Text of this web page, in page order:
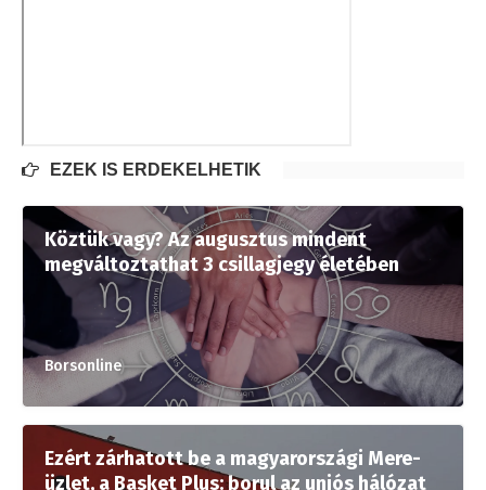
EZEK IS ÉRDEKELHETIK
Köztük vagy? Az augusztus mindent
megváltoztathat 3 csillagjegy életében
Borsonline
Ezért zárhatott be a magyarországi Mere-
üzlet, a Basket Plus: borul az uniós hálózat